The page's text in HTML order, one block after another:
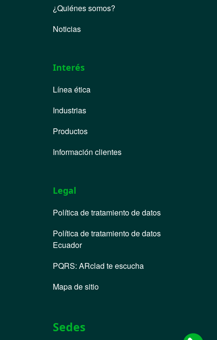
¿Quiénes somos?
Noticias
Interés
Línea ética
Industrias
Productos
Información clientes
Legal
Política de tratamiento de datos
Política de tratamiento de datos
Ecuador
PQRS: ARclad te escucha
Mapa de sitio
Sedes